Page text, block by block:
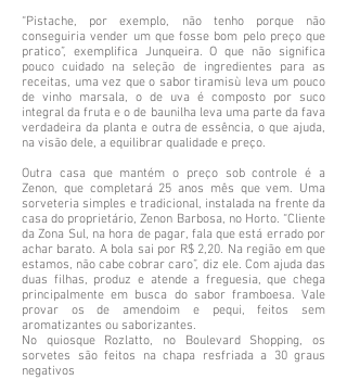
“Pistache, por exemplo, não tenho porque não
conseguiria vender um que fosse bom pelo preço que
pratico”, exemplifica Junqueira. O que não significa
pouco cuidado na seleção de ingredientes para as
receitas, uma vez que o sabor tiramisù leva um pouco
de vinho marsala, o de uva é composto por suco
integral da fruta e o de baunilha leva uma parte da fava
verdadeira da planta e outra de essência, o que ajuda,
na visão dele, a equilibrar qualidade e preço.
Outra casa que mantém o preço sob controle é a
Zenon, que completará 25 anos mês que vem. Uma
sorveteria simples e tradicional, instalada na frente da
casa do proprietário, Zenon Barbosa, no Horto. “Cliente
da Zona Sul, na hora de pagar, fala que está errado por
achar barato. A bola sai por R$ 2,20. Na região em que
estamos, não cabe cobrar caro”, diz ele. Com ajuda das
duas filhas, produz e atende a freguesia, que chega
principalmente em busca do sabor framboesa. Vale
provar os de amendoim e pequi, feitos sem
aromatizantes ou saborizantes.
No quiosque Rozlatto, no Boulevard Shopping, os
sorvetes são feitos na chapa resfriada a 30 graus
negativos